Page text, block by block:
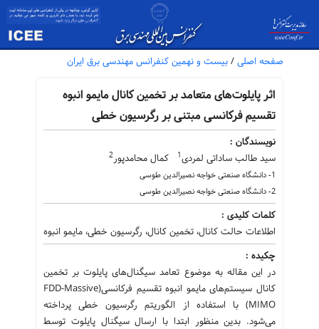
صفحه اصلی / بیست و نهمین کنفرانس مهندسی برق ایران
اثر پایلوت‌های متعامد بر تخمین کانال مایمو انبوه
تقسیم فرکانسی مبتنی بر رگرسیون خطی
نویسندگان :
سید طالب ساداتی لمردی1 کمال محامدپور2
1- دانشگاه صنعتی خواجه نصیرالدین طوسی
2- دانشگاه صنعتی خواجه نصیرالدین طوسی
کلمات کلیدی :
اطلاعات حالت کانال، تخمین کانال، رگرسیون خطی، مایمو انبوه
چکیده :
در این مقاله به موضوع تعامد سیگنال‌های پایلوت بر تخمین
کانال سیستم‌های مایمو انبوه تقسیم فرکانسی(FDD-Massive
MIMO) با استفاده از الگوریتم رگرسیون خطی پرداخته
می‌شود. بدین منظور ابتدا با ارسال سیگنال پایلوت توسط